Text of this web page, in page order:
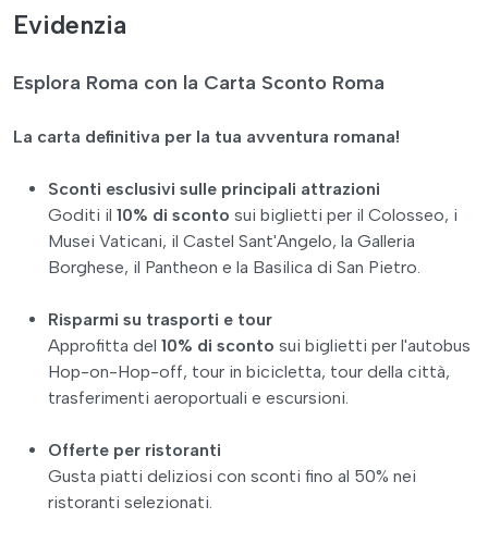
Evidenzia
Esplora Roma con la Carta Sconto Roma
La carta definitiva per la tua avventura romana!
Sconti esclusivi sulle principali attrazioni
Goditi il 10% di sconto sui biglietti per il Colosseo, i
Musei Vaticani, il Castel Sant'Angelo, la Galleria
Borghese, il Pantheon e la Basilica di San Pietro.
Risparmi su trasporti e tour
Approfitta del 10% di sconto sui biglietti per l'autobus
Hop-on-Hop-off, tour in bicicletta, tour della città,
trasferimenti aeroportuali e escursioni.
Offerte per ristoranti
Gusta piatti deliziosi con sconti fino al 50% nei
ristoranti selezionati.